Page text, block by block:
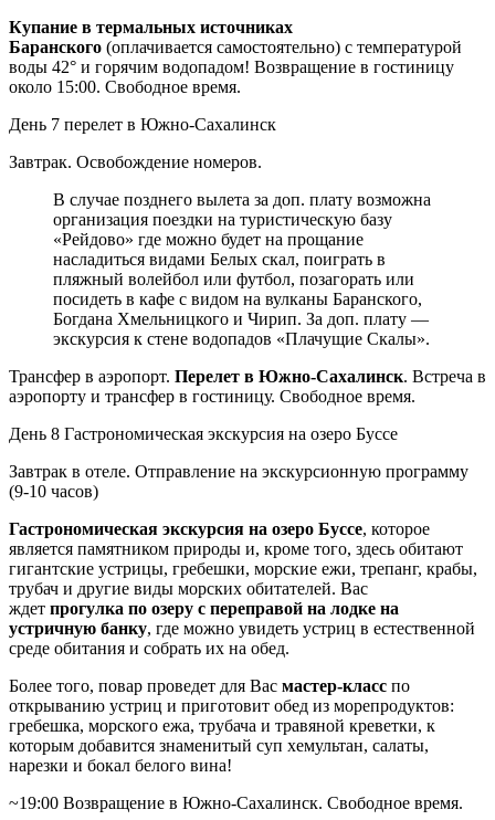
Купание в термальных источниках
Баранского (оплачивается самостоятельно) с температурой
воды 42° и горячим водопадом! Возвращение в гостиницу
около 15:00. Свободное время.
День 7 перелет в Южно-Сахалинск
Завтрак. Освобождение номеров.
В случае позднего вылета за доп. плату возможна
организация поездки на туристическую базу
«Рейдово» где можно будет на прощание
насладиться видами Белых скал, поиграть в
пляжный волейбол или футбол, позагорать или
посидеть в кафе с видом на вулканы Баранского,
Богдана Хмельницкого и Чирип. За доп. плату —
экскурсия к стене водопадов «Плачущие Скалы».
Трансфер в аэропорт. Перелет в Южно-Сахалинск. Встреча в
аэропорту и трансфер в гостиницу. Свободное время.
День 8 Гастрономическая экскурсия на озеро Буссе
Завтрак в отеле. Отправление на экскурсионную программу
(9-10 часов)
Гастрономическая экскурсия на озеро Буссе, которое
является памятником природы и, кроме того, здесь обитают
гигантские устрицы, гребешки, морские ежи, трепанг, крабы,
трубач и другие виды морских обитателей. Вас
ждет прогулка по озеру с переправой на лодке на
устричную банку, где можно увидеть устриц в естественной
среде обитания и собрать их на обед.
Более того, повар проведет для Вас мастер-класс по
открыванию устриц и приготовит обед из морепродуктов:
гребешка, морского ежа, трубача и травяной креветки, к
которым добавится знаменитый суп хемультан, салаты,
нарезки и бокал белого вина!
~19:00 Возвращение в Южно-Сахалинск. Свободное время.